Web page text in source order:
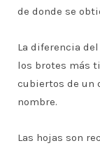
de donde se
La diferencia
los brotes más
cubiertos de un
nombre.
Las hojas son